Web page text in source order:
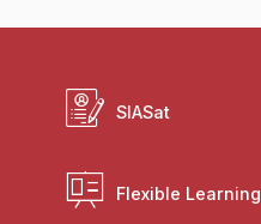
SIASat
Flexible Learning